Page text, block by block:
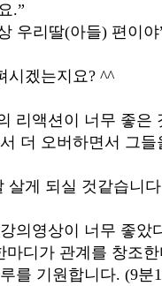
.”
우리딸(아들) 편이야
시겠는지요? ^^
리액션이 너무 좋은
더 오버하면서 그
살게 되실 것같습니
의영상이 너무 좋았
디가 관계를 창조
를 기원합니다. (9분